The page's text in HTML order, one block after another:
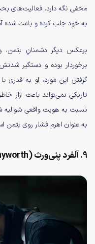
مخفی نگه دارد. فعالیت‌های
به خود جلب کرده و باعث شده
برعکس دیگر دشمنانِ بتمن،
برخوردار بوده و دستگیر
گرفتن این مورد، او به قدری
تاریکی نمی‌تواند باعث آزار
نسبت به هویت واقعی شوالیه
به عنوان اهرم فشار روی بتمن
۹. آلفرد پنی‌ورث (Alfred Pennyworth)